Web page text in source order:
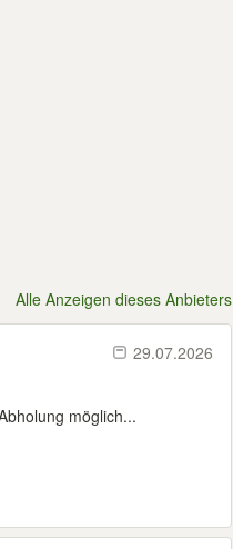
Alle Anzeigen dieses Anbieters
29.07.2026
möglich...